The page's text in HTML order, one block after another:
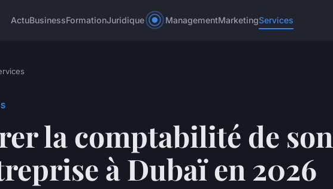
ActuBusinessFormationJuridique ManagementMarketingServices
la comptabilité de son
à Dubaï en 2026